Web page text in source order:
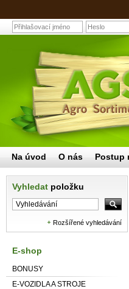
Vyhledat položku
Rozšířené vyhledávání
E-shop
BONUSY
E-VOZIDLA A STROJE
Na úvod O nás Postup